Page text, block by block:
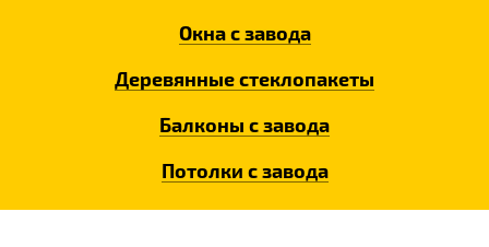
Окнас завода
Деревянныестеклопакеты
Балконы с завода
Потолки с завода